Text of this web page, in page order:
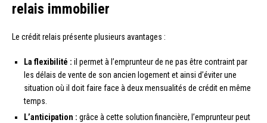
relais immobilier
Le crédit relais présente plusieurs avantages :
La flexibilité : il permet à l’emprunteur de ne pas être contraint par
les délais de vente de son ancien logement et ainsi d’éviter une
situation où il doit faire face à deux mensualités de crédit en même
temps.
L’anticipation : grâce à cette solution financière, l’emprunteur peut